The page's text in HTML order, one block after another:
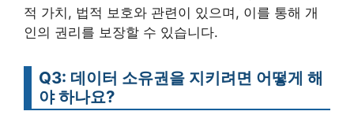
적 가치, 법적 보호와 관련이 있으며, 이를 통해 개
인의 권리를 보장할 수 있습니다.
Q3: 데이터 소유권을 지키려면 어떻게 해
야 하나요?